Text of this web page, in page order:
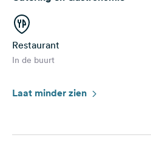
Restaurant
In de buurt
Laat minder zien